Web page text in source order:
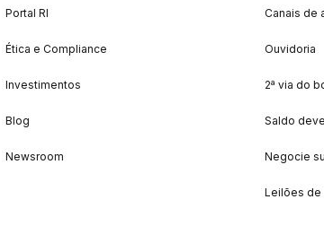
Portal RI
Ética e Compliance
Investimentos
Blog
Newsroom
Canais de
Ouvidoria
2ª via do
Saldo
Negocie
Leilões de